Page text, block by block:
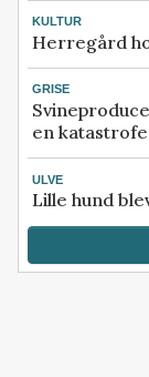
KULTUR
Herregård
GRISE
en katastrofe
ULVE
Lille hund